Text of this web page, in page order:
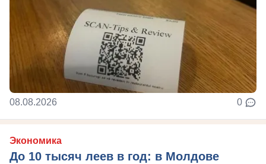
08.08.2026 0
Экономика
До 10 тысяч леев в год: в Молдове